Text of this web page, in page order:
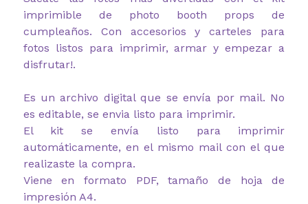
imprimible de photo booth props de
cumpleaños. Con accesorios y carteles para
fotos listos para imprimir, armar y empezar a
disfrutar!.
Es un archivo digital que se envía por mail. No
es editable, se envia listo para imprimir.
El kit se envía listo para imprimir
automáticamente, en el mismo mail con el que
realizaste la compra.
Viene en formato PDF, tamaño de hoja de
impresión A4.